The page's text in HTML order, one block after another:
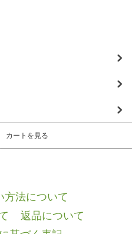
カートを見る
方法について
返品について